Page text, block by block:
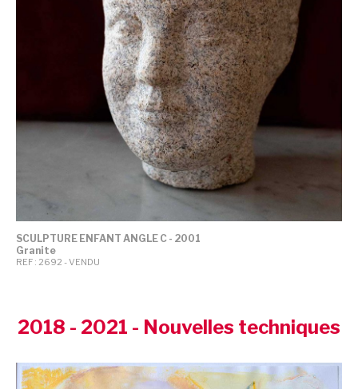
SCULPTURE ENFANT ANGLE C - 2001
Granite
REF : 2692 - VENDU
2018 - 2021 - Nouvelles techniques